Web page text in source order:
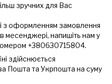
зручних для Вас
з оформленням замовлення
напишіть нам у
+380630715804.
здійснюється
Пошта та Укрпошта на суму